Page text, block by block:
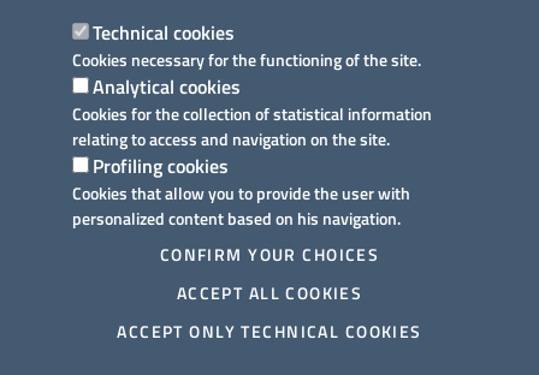
Technical cookies
Cookies necessary for the functioning of the site.
Analytical cookies
Cookies for the collection of statistical information
relating to access and navigation on the site.
Profiling cookies
Cookies that allow you to provide the user with
personalized content based on his navigation.
CONFIRM YOUR CHOICES
ACCEPT ALL COOKIES
ACCEPT ONLY TECHNICAL COOKIES
Dichiarazione di accessibilità
Note legali
Domande frequenti
Richiesta assistenza
Prenotazione appuntamento
Segnalazione disservizio
Mappa del sito